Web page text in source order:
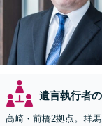
遺言執行者
高崎・前橋2拠点。群